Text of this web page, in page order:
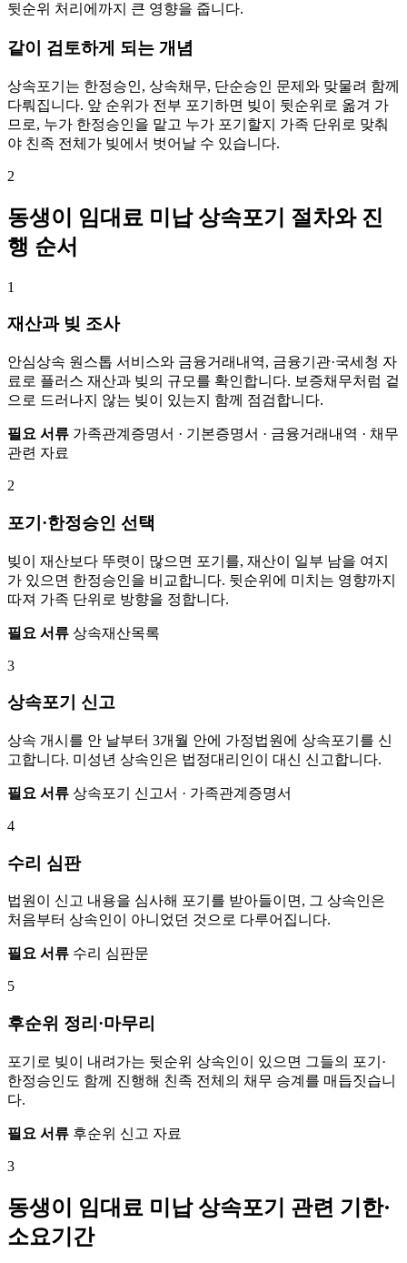
뒷순위 처리에까지 큰 영향을 줍니다.
같이 검토하게 되는 개념
상속포기는 한정승인, 상속채무, 단순승인 문제와 맞물려 함께
다뤄집니다. 앞 순위가 전부 포기하면 빚이 뒷순위로 옮겨 가
므로, 누가 한정승인을 맡고 누가 포기할지 가족 단위로 맞춰
야 친족 전체가 빚에서 벗어날 수 있습니다.
2
동생이 임대료 미납 상속포기 절차와 진
행 순서
1
재산과 빚 조사
안심상속 원스톱 서비스와 금융거래내역, 금융기관·국세청 자
료로 플러스 재산과 빚의 규모를 확인합니다. 보증채무처럼 겉
으로 드러나지 않는 빚이 있는지 함께 점검합니다.
필요 서류 가족관계증명서 · 기본증명서 · 금융거래내역 · 채무
관련 자료
2
포기·한정승인 선택
빚이 재산보다 뚜렷이 많으면 포기를, 재산이 일부 남을 여지
가 있으면 한정승인을 비교합니다. 뒷순위에 미치는 영향까지
따져 가족 단위로 방향을 정합니다.
필요 서류 상속재산목록
3
상속포기 신고
상속 개시를 안 날부터 3개월 안에 가정법원에 상속포기를 신
고합니다. 미성년 상속인은 법정대리인이 대신 신고합니다.
필요 서류 상속포기 신고서 · 가족관계증명서
4
수리 심판
법원이 신고 내용을 심사해 포기를 받아들이면, 그 상속인은
처음부터 상속인이 아니었던 것으로 다루어집니다.
필요 서류 수리 심판문
5
후순위 정리·마무리
포기로 빚이 내려가는 뒷순위 상속인이 있으면 그들의 포기·
한정승인도 함께 진행해 친족 전체의 채무 승계를 매듭짓습니
다.
필요 서류 후순위 신고 자료
3
동생이 임대료 미납 상속포기 관련 기한·
소요기간